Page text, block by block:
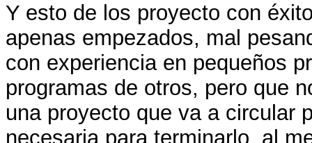
Y esto de los proyecto con
apenas empezados, mal
con experiencia en pequeños
programas de otros, pero que
una proyecto que va a circular
necesaria para terminarlo, al